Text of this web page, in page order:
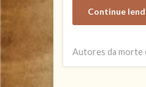
Continue
Autores da morte